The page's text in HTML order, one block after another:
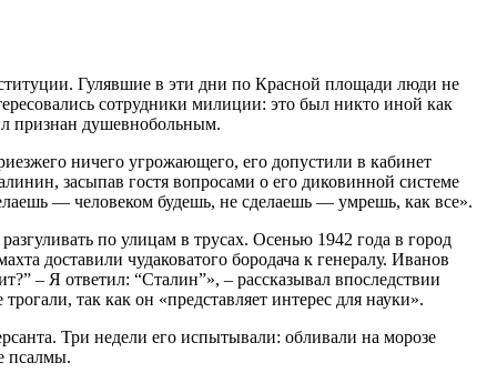
Гулявшие в эти дни по Красной площади люди не
сотрудники милиции: это был никто иной как
признан душевнобольным.
ничего угрожающего, его допустили в кабинет
засыпав гостя вопросами о его диковинной системе
— человеком будешь, не сделаешь — умрешь, как все».
по улицам в трусах. Осенью 1942 года в город
доставили чудаковатого бородача к генералу. Иванов
– Я ответил: “Сталин”», – рассказывал впоследствии
так как он «представляет интерес для науки».
Три недели его испытывали: обливали на морозе
псалмы.